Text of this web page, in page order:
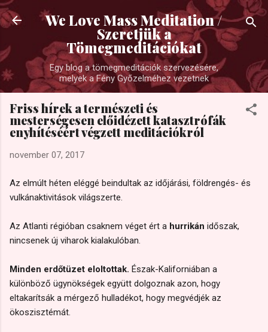
Ugrás a fő tartalomra
We Love Mass Meditation /
Szeretjük a
Tömegmeditációkat
Egy blog a tömegmeditációk szervezésére,
melyek a Fény Győzelméhez vezetnek
Friss hírek a természeti és
mesterségesen előidézett katasztrófák
enyhítéséért végzett meditációkról
november 07, 2017
Az elmúlt héten eléggé beindultak az időjárási, földrengés- és
vulkánaktivitások világszerte.
Az Atlanti régióban csaknem véget ért a hurrikán időszak,
nincsenek új viharok kialakulóban.
Minden erdőtüzet eloltottak. Észak-Kaliforniában a
különböző ügynökségek együtt dolgoznak azon, hogy
eltakarítsák a mérgező hulladékot, hogy megvédjék az
ökoszisztémát.